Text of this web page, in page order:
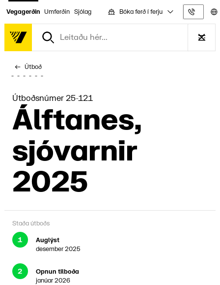
Vegagerðin Umferðin Sjólag Bóka ferð í ferju
Útboð
Útboðsnúmer 25-121
Álfta­nes,
sjóvarn­ir
2025
Staða útboðs
1
Auglýst
desember 2025
2
Opnun tilboða
janúar 2026